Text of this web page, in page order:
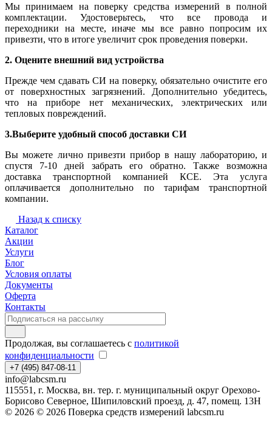
Мы принимаем на поверку средства измерений в полной
комплектации. Удостоверьтесь, что все провода и
переходники на месте, иначе мы все равно попросим их
привезти, что в итоге увеличит срок проведения поверки.
2. Оцените внешний вид устройства
Прежде чем сдавать СИ на поверку, обязательно очистите его
от поверхностных загрязнений. Дополнительно убедитесь,
что на приборе нет механических, электрических или
тепловых повреждений.
3.Выберите удобный способ доставки СИ
Вы можете лично привезти прибор в нашу лабораторию, и
спустя 7-10 дней забрать его обратно. Также возможна
доставка транспортной компанией КСЕ. Эта услуга
оплачивается дополнительно по тарифам транспортной
компании.
Назад к списку
Каталог
Акции
Услуги
Блог
Условия оплаты
Документы
Оферта
Контакты
Продолжая, вы соглашаетесь с политикой
конфиденциальности
+7 (495) 847-08-11
info@labcsm.ru
115551, г. Москва, вн. тер. г. муниципальный округ Орехово-
Борисово Северное, Шипиловский проезд, д. 47, помещ. 13Н
© 2026 © 2026 Поверка средств измерений labcsm.ru